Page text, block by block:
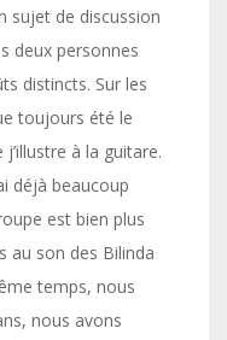
sujet de discussion
deux personnes
distincts. Sur les
toujours été le
à la guitare.
déjà beaucoup
est bien plus
au son des Bilinda
temps, nous
nous avons